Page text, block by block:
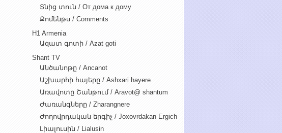
Տնից տուն / От дома к дому
Քոմենթս / Comments
H1 Armenia
Ազատ գոտի / Azat goti
Shant TV
Անծանոթը / Ancanot
Աշխարհի հայերը / Ashxari hayere
Առավոտը Շանթում / Aravot@ shantum
Ժառանգները / Zharangnere
Ժողովրդական երգիչ / Joxovrdakan Ergich
Լիալուսին / Lialusin